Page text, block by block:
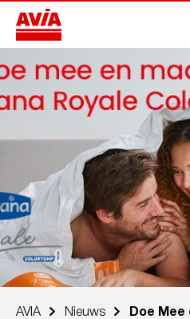
AVIA Nieuws
Doe Mee